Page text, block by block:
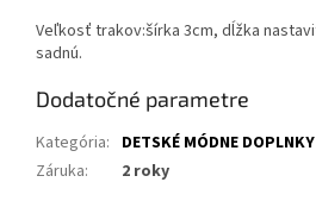
Veľkosť trakov:šírka 3cm, dĺžka
sadnú.
Dodatočné parametre
Kategória: DETSKÉ MÓDNE DOPLNKY
Záruka: 2 roky